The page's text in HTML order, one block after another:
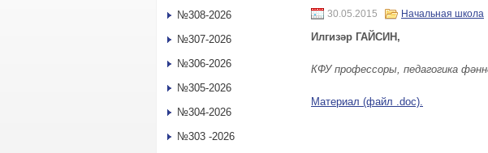
30.05.2015 Начальная школа
Илгизәр ГАЙСИН,
КФУ профессоры, педагогика
Материал (файл .doc).
№308-2026
№307-2026
№306-2026
№305-2026
№304-2026
№303 -2026